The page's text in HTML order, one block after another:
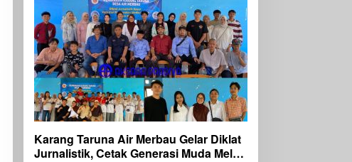
Karang Taruna Air Merbau Gelar Diklat
Jurnalistik, Cetak Generasi Muda Melek